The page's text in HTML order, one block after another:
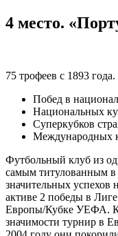
4 место.
75 трофеев с 1893 года.
Побед в
Национальных
Суперкубков
Международных
Футбольный клуб из
самым титулованным в
значительных успехов
активе 2 победы в
Европы/Кубке УЕФА.
значимости турнир в